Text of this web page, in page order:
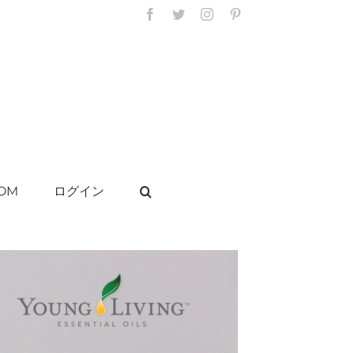
Facebook
TwitterInstagram
ログイン